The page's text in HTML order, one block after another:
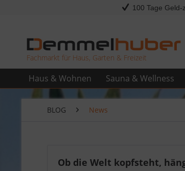
100 Tage
Fachmarkt für Haus, Garten & Freizeit
Haus & Wohnen Sauna & Wellness
BLOG News
Ob die Welt kopfsteht,